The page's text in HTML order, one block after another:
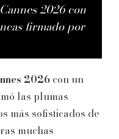
2026 con
firmado por
2026 con un
las plumas
más sofisticados de
muchas